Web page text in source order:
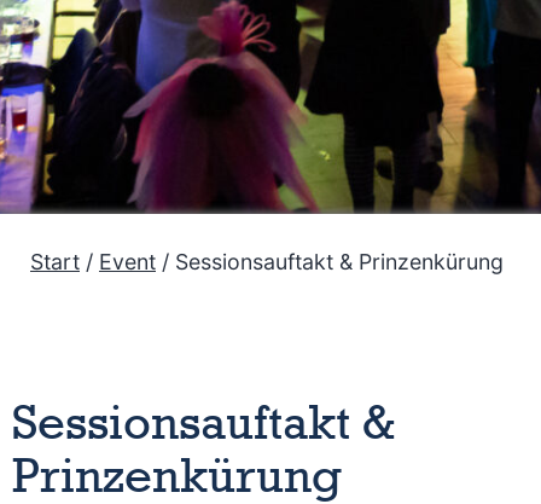
Start / Event / Sessionsauftakt & Prinzenkürung
Sessionsauftakt &
Prinzenkürung